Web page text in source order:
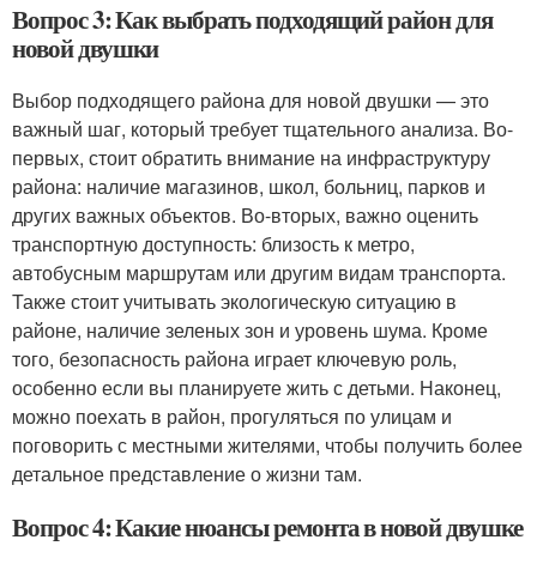
Вопрос 3: Как выбрать подходящий район для
новой двушки
Выбор подходящего района для новой двушки — это
важный шаг, который требует тщательного анализа. Во-
первых, стоит обратить внимание на инфраструктуру
района: наличие магазинов, школ, больниц, парков и
других важных объектов. Во-вторых, важно оценить
транспортную доступность: близость к метро,
автобусным маршрутам или другим видам транспорта.
Также стоит учитывать экологическую ситуацию в
районе, наличие зеленых зон и уровень шума. Кроме
того, безопасность района играет ключевую роль,
особенно если вы планируете жить с детьми. Наконец,
можно поехать в район, прогуляться по улицам и
поговорить с местными жителями, чтобы получить более
детальное представление о жизни там.
Вопрос 4: Какие нюансы ремонта в новой двушке